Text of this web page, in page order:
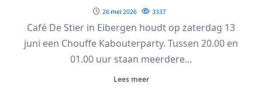
26 mei 2026 3337
Café De Stier in Eibergen houdt op zaterdag 13
juni een Chouffe Kabouterparty. Tussen 20.00 en
01.00 uur staan meerdere...
Lees meer